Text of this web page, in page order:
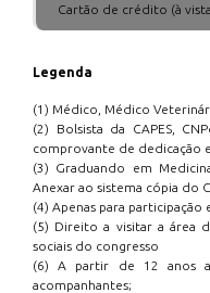
Cartão de crédito (à
Legenda
(1) Médico, Médico
(2) Bolsista da CAPES,
comprovante de dedicação
(3) Graduando em
Anexar ao sistema cópia do
(4) Apenas para
(5) Direito a visitar a área
sociais do congresso
(6) A partir de 12 anos
acompanhantes;